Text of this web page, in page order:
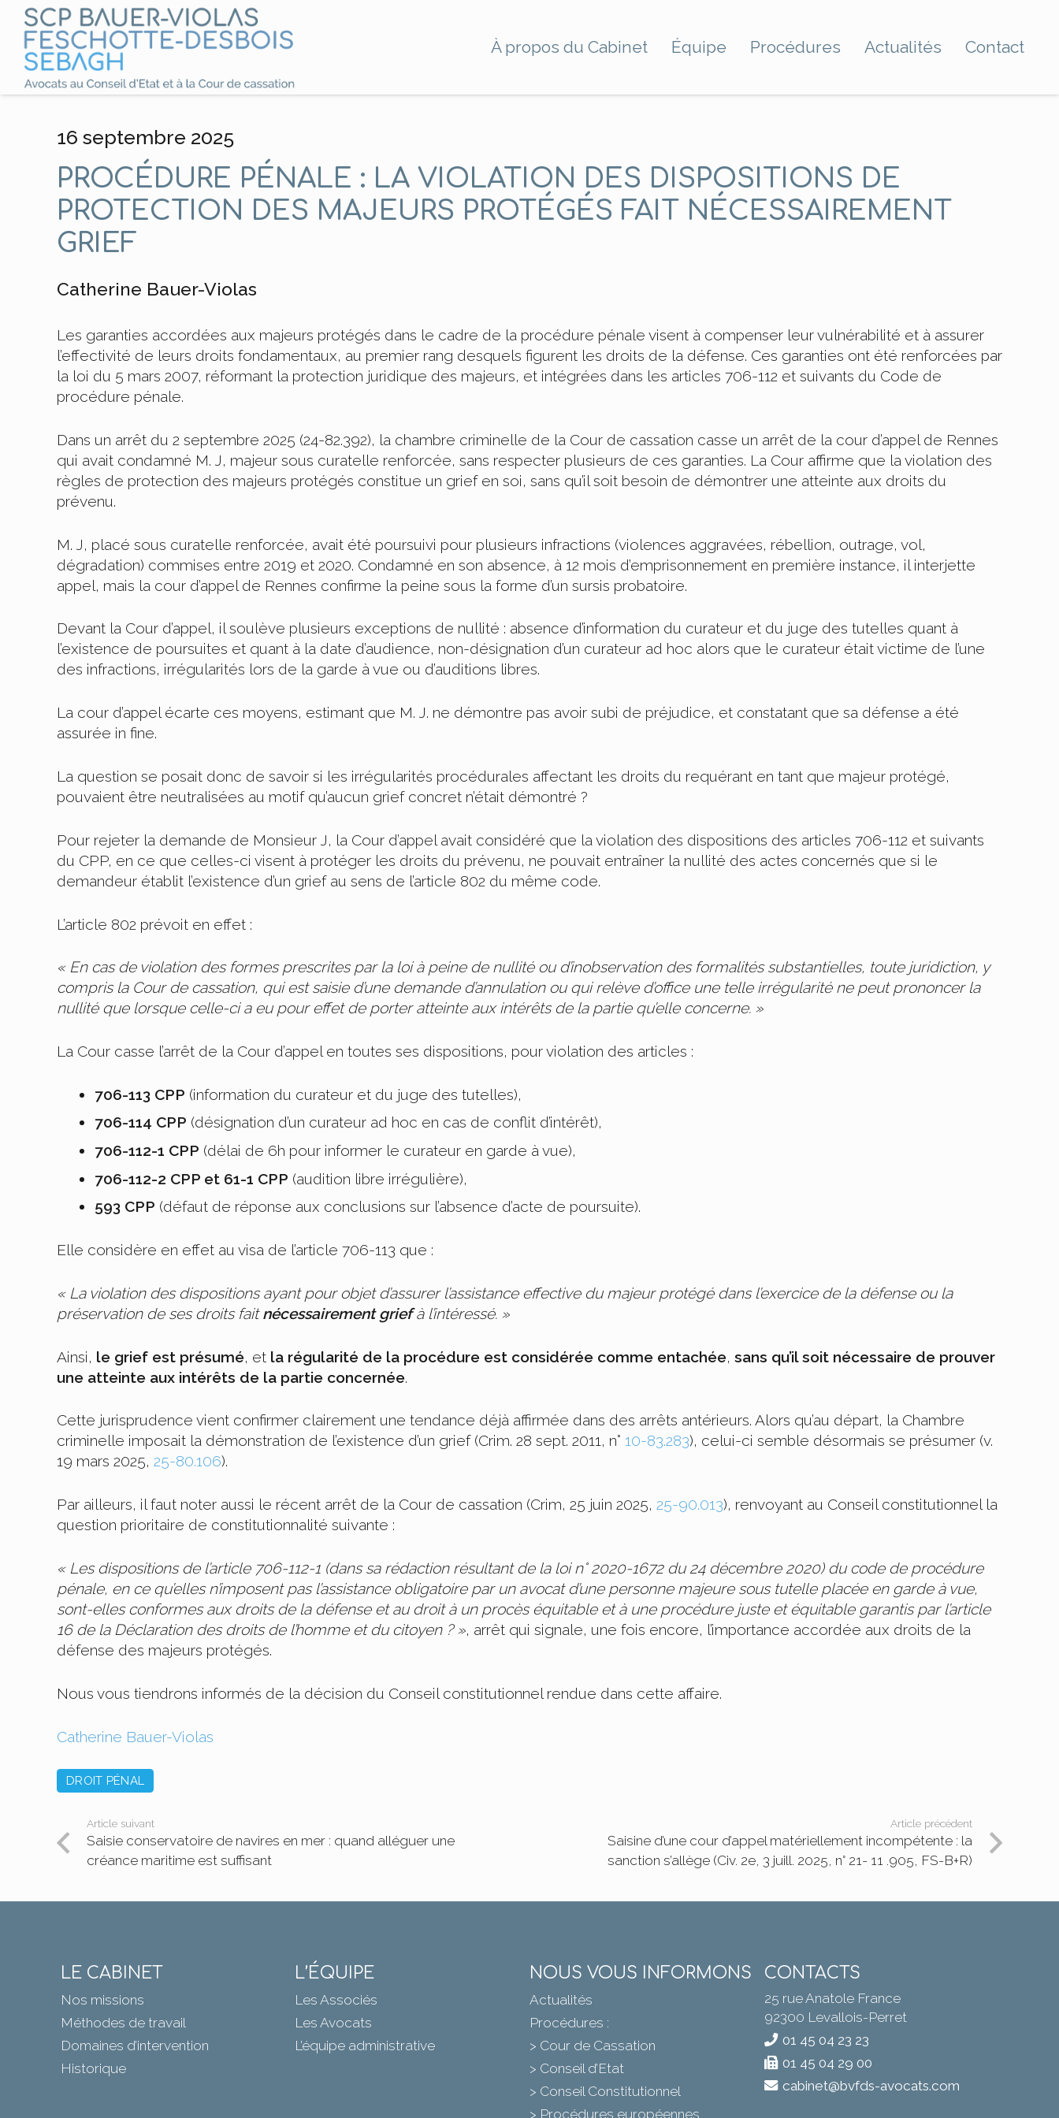
À propos du Cabinet Équipe Procédures Actualités Contact
16 septembre 2025
PROCÉDURE PÉNALE : LA VIOLATION DES DISPOSITIONS DE
PROTECTION DES MAJEURS PROTÉGÉS FAIT NÉCESSAIREMENT
GRIEF
Catherine Bauer-Violas
Les garanties accordées aux majeurs protégés dans le cadre de la procédure pénale visent à compenser leur vulnérabilité et à assurer
l’effectivité de leurs droits fondamentaux, au premier rang desquels figurent les droits de la défense. Ces garanties ont été renforcées par
la loi du 5 mars 2007, réformant la protection juridique des majeurs, et intégrées dans les articles 706-112 et suivants du Code de
procédure pénale.
Dans un arrêt du 2 septembre 2025 (24-82.392), la chambre criminelle de la Cour de cassation casse un arrêt de la cour d’appel de Rennes
qui avait condamné M. J, majeur sous curatelle renforcée, sans respecter plusieurs de ces garanties. La Cour affirme que la violation des
règles de protection des majeurs protégés constitue un grief en soi, sans qu’il soit besoin de démontrer une atteinte aux droits du
prévenu.
M. J, placé sous curatelle renforcée, avait été poursuivi pour plusieurs infractions (violences aggravées, rébellion, outrage, vol,
dégradation) commises entre 2019 et 2020. Condamné en son absence, à 12 mois d’emprisonnement en première instance, il interjette
appel, mais la cour d’appel de Rennes confirme la peine sous la forme d’un sursis probatoire.
Devant la Cour d’appel, il soulève plusieurs exceptions de nullité : absence d’information du curateur et du juge des tutelles quant à
l’existence de poursuites et quant à la date d’audience, non-désignation d’un curateur ad hoc alors que le curateur était victime de l’une
des infractions, irrégularités lors de la garde à vue ou d’auditions libres.
La cour d’appel écarte ces moyens, estimant que M. J. ne démontre pas avoir subi de préjudice, et constatant que sa défense a été
assurée in fine.
La question se posait donc de savoir si les irrégularités procédurales affectant les droits du requérant en tant que majeur protégé,
pouvaient être neutralisées au motif qu’aucun grief concret n’était démontré ?
Pour rejeter la demande de Monsieur J, la Cour d’appel avait considéré que la violation des dispositions des articles 706-112 et suivants
du CPP, en ce que celles-ci visent à protéger les droits du prévenu, ne pouvait entraîner la nullité des actes concernés que si le
demandeur établit l’existence d’un grief au sens de l’article 802 du même code.
L’article 802 prévoit en effet :
« En cas de violation des formes prescrites par la loi à peine de nullité ou d’inobservation des formalités substantielles, toute juridiction, y
compris la Cour de cassation, qui est saisie d’une demande d’annulation ou qui relève d’office une telle irrégularité ne peut prononcer la
nullité que lorsque celle-ci a eu pour effet de porter atteinte aux intérêts de la partie qu’elle concerne. »
La Cour casse l’arrêt de la Cour d’appel en toutes ses dispositions, pour violation des articles :
706-113 CPP (information du curateur et du juge des tutelles),
706-114 CPP (désignation d’un curateur ad hoc en cas de conflit d’intérêt),
706-112-1 CPP (délai de 6h pour informer le curateur en garde à vue),
706-112-2 CPP et 61-1 CPP (audition libre irrégulière),
593 CPP (défaut de réponse aux conclusions sur l’absence d’acte de poursuite).
Elle considère en effet au visa de l’article 706-113 que :
« La violation des dispositions ayant pour objet d’assurer l’assistance effective du majeur protégé dans l’exercice de la défense ou la
préservation de ses droits faitnécessairement griefà l’intéressé. »
Ainsi, le grief est présumé, et la régularité de la procédure est considérée comme entachée, sans qu’il soit nécessaire de prouver
une atteinte aux intérêts de la partie concernée.
Cette jurisprudence vient confirmer clairement une tendance déjà affirmée dans des arrêts antérieurs. Alors qu’au départ, la Chambre
criminelle imposait la démonstration de l’existence d’un grief (Crim. 28 sept. 2011, n° 10-83.283), celui-ci semble désormais se présumer (v.
19 mars 2025, 25-80.106).
Par ailleurs, il faut noter aussi le récent arrêt de la Cour de cassation (Crim, 25 juin 2025, 25-90.013), renvoyant au Conseil constitutionnel la
question prioritaire de constitutionnalité suivante :
« Les dispositions de l’article 706-112-1 (dans sa rédaction résultant de la loi n° 2020-1672 du 24 décembre 2020) du code de procédure
pénale, en ce qu’elles n’imposent pas l’assistance obligatoire par un avocat d’une personne majeure sous tutelle placée en garde à vue,
sont-elles conformes aux droits de la défense et au droit à un procès équitable et à une procédure juste et équitable garantis par l’article
16 de la Déclaration des droits de l’homme et du citoyen ? », arrêt qui signale, une fois encore, l’importance accordée aux droits de la
défense des majeurs protégés.
Nous vous tiendrons informés de la décision du Conseil constitutionnel rendue dans cette affaire.
Catherine Bauer-Violas
DROIT PÉNAL
Article suivant
Saisie conservatoire de navires en mer : quand alléguer une
créance maritime est suffisant
Article précédent
Saisine d’une cour d’appel matériellement incompétente : la
sanction s’allège (Civ. 2e, 3 juill. 2025, n° 21- 11 .905, FS-B+R)
LE CABINET
Nos missions
Méthodes de travail
Domaines d’intervention
Historique
L’ÉQUIPE
Les Associés
Les Avocats
L’équipe administrative
NOUS VOUS INFORMONS
Actualités
Procédures :
> Cour de Cassation
> Conseil d’Etat
> Conseil Constitutionnel
> Procédures européennes
CONTACTS
25 rue Anatole France
92300 Levallois-Perret
01 45 04 23 23
01 45 04 29 00
cabinet@bvfds-avocats.com